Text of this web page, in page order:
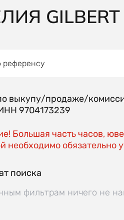
GILBERT
референсу
выкупу/продаже/
9704173239
Большая часть часов,
необходимо обязательно
поиска
фильтрам ничего не